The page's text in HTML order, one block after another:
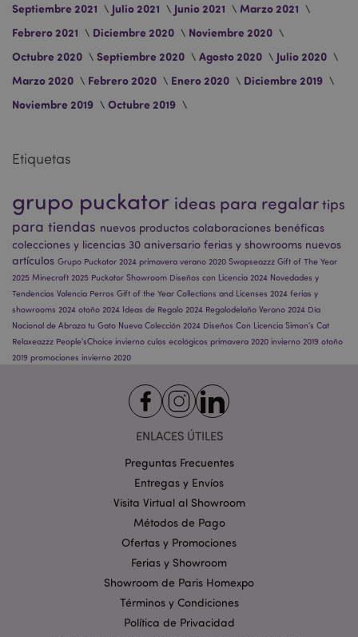
Septiembre 2021
Julio 2021 Junio 2021
Marzo 2021
Febrero 2021
Diciembre 2020
Noviembre 2020
Octubre 2020
Septiembre 2020 Agosto 2020
Julio 2020
Marzo 2020
Febrero 2020 Enero 2020
Diciembre 2019
Noviembre 2019
Octubre 2019
Etiquetas
grupo puckator ideas para regalartips
para tiendas nuevos productos colaboraciones benéficas
colecciones y licencias 30 aniversario ferias y showrooms nuevos
artículos Grupo Puckator 2024 primavera verano 2020 Swapseazzz Gift of The Year
2025 Minecraft 2025 Puckator Showroom Diseños con Licencia 2024 Novedades y
Tendencias Valencia Perros Gift of the Year Collections and Licenses 2024 ferias y
showrooms 2024 otoño 2024 Ideas de Regalo 2024 Regalodelaño Verano 2024 Día
Nacional de Abraza tu Gato Nueva Colección 2024 Diseños Con Licencia Simon's Cat
Relaxeazzz People'sChoice invierno culos ecológicos primavera 2020 invierno 2019 otoño
2019 promociones invierno 2020
ENLACES ÚTILES
Preguntas Frecuentes
Entregas y Envíos
Visita Virtual al Showroom
Métodos de Pago
Ofertas y Promociones
Ferias y Showroom
Showroom de Paris Homexpo
Términos y Condiciones
Política de Privacidad
recently_viewed_product_previous
Adobe Inc.
product_data_storage
Adobe Inc.
www.puckator.es
mage-cache-sessid